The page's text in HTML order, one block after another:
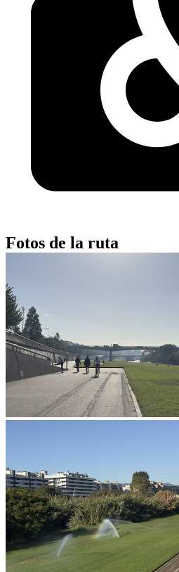
Fotos de la ruta